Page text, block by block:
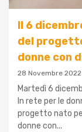
Il 6
del
donne con
28 Novembre 2022
Martedì 6
In rete per le
progetto nato
donne con...